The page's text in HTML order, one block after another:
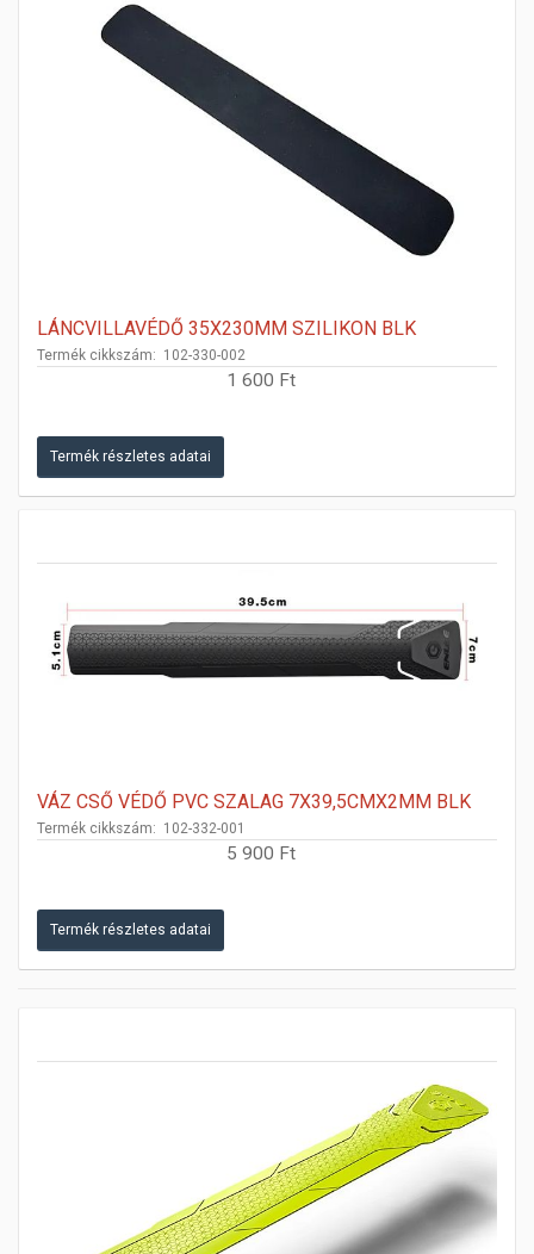
LÁNCVILLAVÉDŐ 35X230MM SZILIKON BLK
Termék cikkszám: 102-330-002
1 600 Ft
Termék részletes adatai
VÁZ CSŐ VÉDŐ PVC SZALAG 7X39,5CMX2MM BLK
Termék cikkszám: 102-332-001
5 900 Ft
Termék részletes adatai